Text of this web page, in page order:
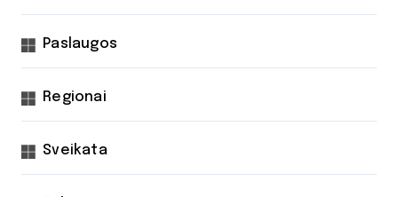
Paslaugos
Regionai
Sveikata